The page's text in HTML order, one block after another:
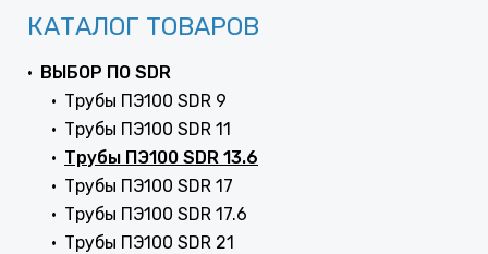
КАТАЛОГ ТОВАРОВ
ВЫБОР ПО SDR
Трубы ПЭ100 SDR 9
Трубы ПЭ100 SDR 11
Трубы ПЭ100 SDR 13.6
Трубы ПЭ100 SDR 17
Трубы ПЭ100 SDR 17.6
Трубы ПЭ100 SDR 21